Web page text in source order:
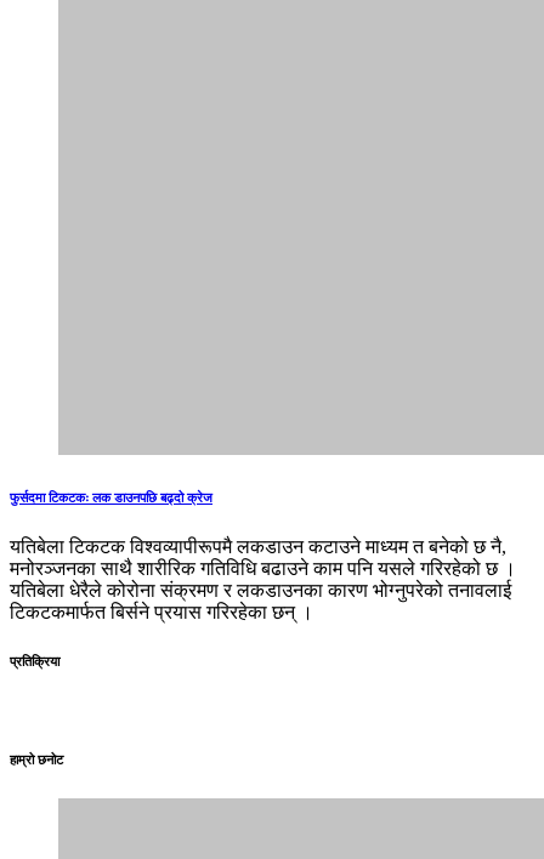
फुर्सदमा टिकटकः लक डाउनपछि बढ्दो क्रेज
यतिबेला टिकटक विश्वव्यापीरूपमै लकडाउन कटाउने माध्यम त बनेको छ नै,
मनोरञ्जनका साथै शारीरिक गतिविधि बढाउने काम पनि यसले गरिरहेको छ ।
यतिबेला धेरैले कोरोना संक्रमण र लकडाउनका कारण भोग्नुपरेको तनावलाई
टिकटकमार्फत बिर्सने प्रयास गरिरहेका छन् ।
प्रतिक्रिया
हाम्रो छनोट